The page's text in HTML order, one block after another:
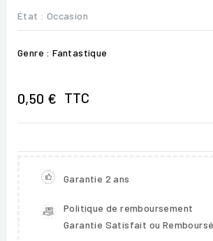
État : Occasion
Genre : Fantastique
0,50 € TTC
Garantie 2 ans
Politique de remboursement
Garantie Satisfait ou